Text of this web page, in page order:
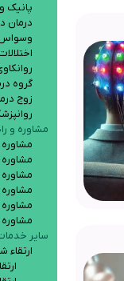
پانیک
درمان
گروه
زوج
مشاوره و
مشاوره
مشاوره
سایر
ارتقاء